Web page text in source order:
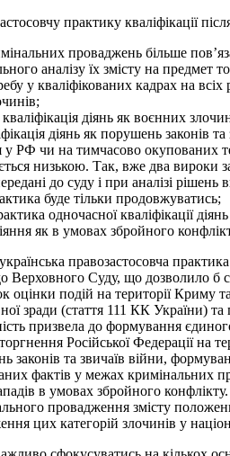
практику кваліфікації
проваджень більше
аналізу їх змісту на
у кваліфікованих кадрах на
діянь як воєнних
діянь як порушень законів
у РФ чи на тимчасово окупованих
низькою. Так, вже два вироки
до суду і при аналізі
буде тільки продовжуватись;
одночасної кваліфікації
як в умовах збройного
правозастосовча
Верховного Суду, що дозволило б
оцінки подій на території Криму
зради (стаття 111 КК України)
призвела до формування
Російської Федерації на
законів та звичаїв війни,
фактів у межах
в умовах збройного
провадження змісту
цих категорій злочинів у